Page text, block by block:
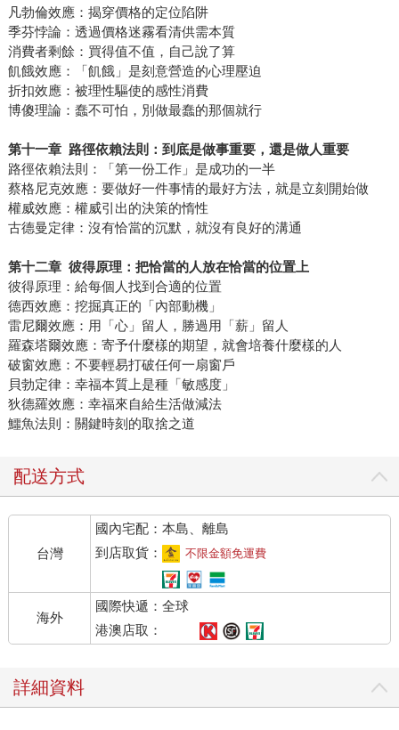
凡勃倫效應：揭穿價格的定位陷阱
季芬悖論：透過價格迷霧看清供需本質
消費者剩餘：買得值不值，自己說了算
飢餓效應：「飢餓」是刻意營造的心理壓迫
折扣效應：被理性驅使的感性消費
博傻理論：蠢不可怕，別做最蠢的那個就行
第十一章 路徑依賴法則：到底是做事重要，還是做人重要
路徑依賴法則：「第一份工作」是成功的一半
蔡格尼克效應：要做好一件事情的最好方法，就是立刻開始做
權威效應：權威引出的決策的惰性
古德曼定律：沒有恰當的沉默，就沒有良好的溝通
第十二章 彼得原理：把恰當的人放在恰當的位置上
彼得原理：給每個人找到合適的位置
德西效應：挖掘真正的「內部動機」
雷尼爾效應：用「心」留人，勝過用「薪」留人
羅森塔爾效應：寄予什麼樣的期望，就會培養什麼樣的人
破窗效應：不要輕易打破任何一扇窗戶
貝勃定律：幸福本質上是種「敏感度」
狄德羅效應：幸福來自給生活做減法
鱷魚法則：關鍵時刻的取捨之道
配送方式
台灣
國內宅配：本島、離島
到店取貨：
不限金額免運費
海外
國際快遞：全球
港澳店取：
詳細資料